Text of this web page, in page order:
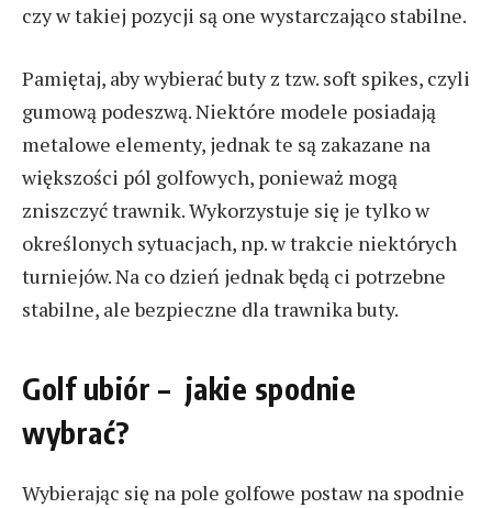
czy w takiej pozycji są one wystarczająco stabilne.
Pamiętaj, aby wybierać buty z tzw. soft spikes, czyli
gumową podeszwą. Niektóre modele posiadają
metalowe elementy, jednak te są zakazane na
większości pól golfowych, ponieważ mogą
zniszczyć trawnik. Wykorzystuje się je tylko w
określonych sytuacjach, np. w trakcie niektórych
turniejów. Na co dzień jednak będą ci potrzebne
stabilne, ale bezpieczne dla trawnika buty.
Golf ubiór – jakie spodnie
wybrać?
Wybierając się na pole golfowe postaw na spodnie